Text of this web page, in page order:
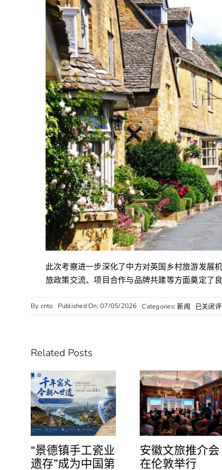
此次考察进一步深化了中方对英国乡村旅游发展
旅政策交流、项目合作与品牌共建等方面奠定了
By cnto Published On: 07/05/2026 Categories:新闻
驻
伦
析
英
国
乡
村
旅
游
发
展
经
已关闭
Related Posts
“景德镇手工瓷业
遗存”成为中国第
安徽文旅推介会
在伦敦举行